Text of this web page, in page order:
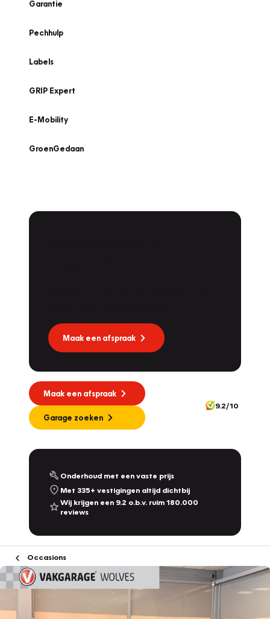
Garantie
Pechhulp
Labels
GRIP Expert
E-Mobility
GroenGedaan
Maak een afspraak
Maak een afspraak
Garage zoeken
9.2/10
Onderhoud met een vaste prijs
Met 335+ vestigingen altijd dichtbij
Wij krijgen een 9.2 o.b.v. ruim 180.000
reviews
Occasions